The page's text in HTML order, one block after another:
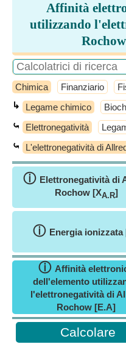
Affinità
utilizzando
Chimica Finanziario
↳ Legame chimico
⤿ Elettronegatività
⤿ L'elettronegatività di
ⓘ Elettronegatività di
Rochow [XA.R]
ⓘ Energia ionizzata
ⓘ Affinità
dell'elemento
l'elettronegatività di
Rochow [E.A]